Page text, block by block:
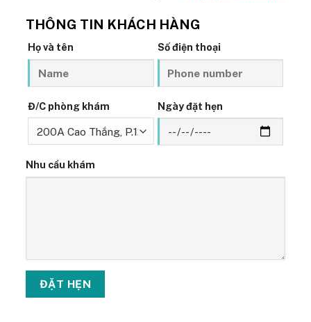
THÔNG TIN KHÁCH HÀNG
Họ và tên Số điện thoại
Đ/C phòng khám Ngày đặt hẹn
Nhu cầu khám